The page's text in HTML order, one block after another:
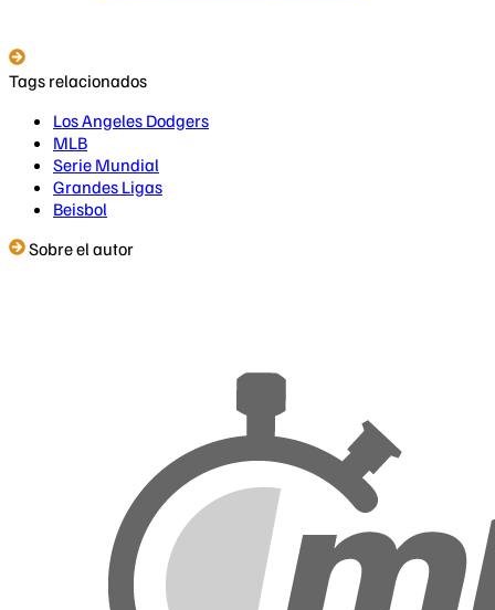
Tags relacionados
Los Angeles Dodgers
MLB
Serie Mundial
Grandes Ligas
Beisbol
Sobre el autor